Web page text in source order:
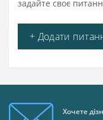
задайте своє
+ Додати
Хочете